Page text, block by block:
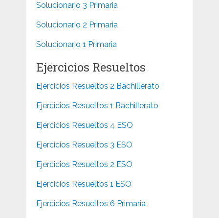
Solucionario 3 Primaria
Solucionario 2 Primaria
Solucionario 1 Primaria
Ejercicios Resueltos
Ejercicios Resueltos 2 Bachillerato
Ejercicios Resueltos 1 Bachillerato
Ejercicios Resueltos 4 ESO
Ejercicios Resueltos 3 ESO
Ejercicios Resueltos 2 ESO
Ejercicios Resueltos 1 ESO
Ejercicios Resueltos 6 Primaria